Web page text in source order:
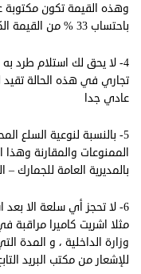
وهذه القيمة تكون مكتوبة
باحتساب 33 % من القيمة الكلية للطرد والمصرح بها .
تجاري في هذه الحالة تقيد
عادي جدا
5- بالنسبة لنوعية السلع
الممنوعات والمقارنة
بالمديرية العامة للجمارك –
6- لا تحجز أي سلعة الا بعد
مثلا اشريت كاميرا
وزارة الداخلية ، و المدة
للإشعار من مكتب البريد